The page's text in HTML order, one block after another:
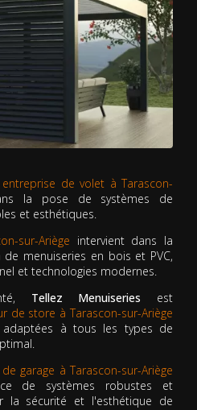
entreprise de volet à Tarascon-
la pose de systèmes de
et esthétiques.
sur-Ariège intervient dans la
menuiseries en bois et PVC,
et technologies modernes.
Tellez Menuiseries est
de store à Tarascon-sur-Ariège
à tous les types de
garage à Tarascon-sur-Ariège
de systèmes robustes et
la sécurité et l'esthétique de